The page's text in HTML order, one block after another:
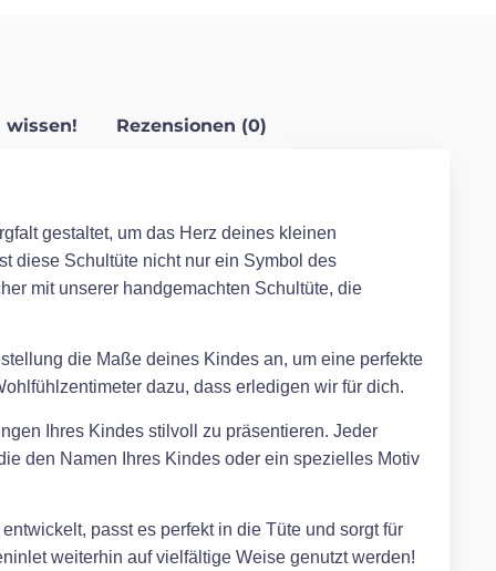
wissen! Rezensionen (0)
gestaltet, um das Herz deines kleinen
diese Schultüte nicht nur ein Symbol des
mit unserer handgemachten Schultüte, die
die Maße deines Kindes an, um eine perfekte
dazu, dass erledigen wir für dich.
Ihres Kindes stilvoll zu präsentieren. Jeder
den Namen Ihres Kindes oder ein spezielles Motiv
passt es perfekt in die Tüte und sorgt für
weiterhin auf vielfältige Weise genutzt werden!